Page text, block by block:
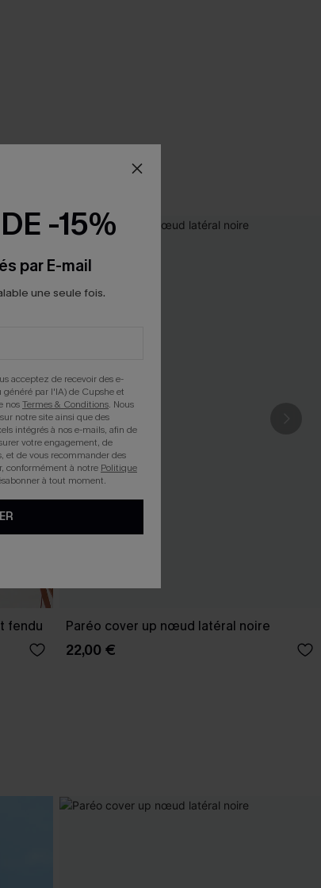
fendu Paréo cover up nœud latéral noire
22,00 €
-15%
par E-mail
une seule fois.
acceptez de recevoir des e-
par l'IA) de Cupshe et
nosTermes & Conditions. Nous
notre site ainsi que des
intégrés à nos e-mails, afin de
votre engagement, de
et de vous recommander des
conformément à notre Politique
à tout moment.